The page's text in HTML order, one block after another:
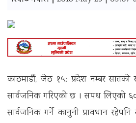
काठमाडौं, जेठ १५: प्रदेश नम्बर सातको
सार्वजनिक गरिएको छ । सपथ लिएको ६०
सार्वजनिक गर्ने कानुनी प्रावधान